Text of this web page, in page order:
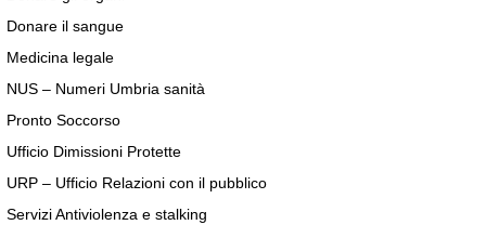
Donare il sangue
Medicina legale
NUS – Numeri Umbria sanità
Pronto Soccorso
Ufficio Dimissioni Protette
URP – Ufficio Relazioni con il pubblico
Servizi Antiviolenza e stalking